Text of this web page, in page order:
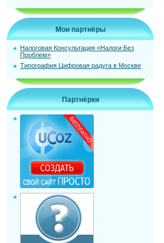
Мои партнёры
Налоговая Консультация «Налоги Без
Проблем»
Типография Цифровая радуга в Москве
Партнёрки